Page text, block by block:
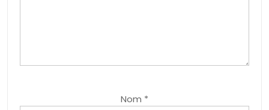
Nom *